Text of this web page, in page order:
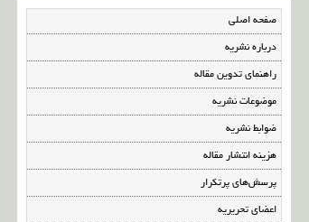
صفحه اصلی
درباره نشریه
راهنمای تدوین مقاله
موضوعات نشریه
ضوابط نشریه
هزینه انتشار مقاله
پرسش‌های پرتکرار
اعضای تحریریه